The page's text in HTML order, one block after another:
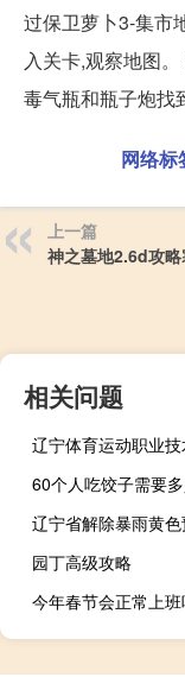
过保卫萝卜3-集市
入关卡,观察地图
毒气瓶和瓶子炮找
网络标
上一篇
神之墓地2.6d攻
相关问题
60个人吃饺子需要
辽宁省解除暴雨黄
园丁高级攻略
今年春节会正常上